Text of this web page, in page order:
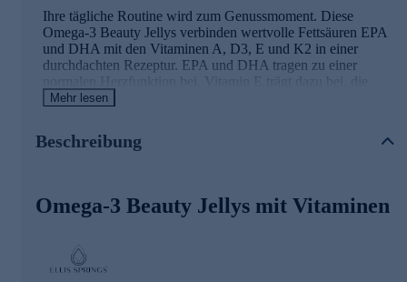
Ihre tägliche Routine wird zum Genussmoment. Diese
Omega-3 Beauty Jellys verbinden wertvolle Fettsäuren EPA
und DHA mit den Vitaminen A, D3, E und K2 in einer
durchdachten Rezeptur. EPA und DHA tragen zu einer
normalen Herzfunktion bei. Vitamin E trägt dazu bei, die
Zellen vor oxidativem Stress zu schützen. Vitamin A und D
leckeren Jellys mit tropischem Fruchtgeschmack lassen sich
Tag. Laktosefrei, glutenfrei und ohne Zuckerzusatz. Eine
hochwertige Ergänzung für alle, die Wert auf Qualität und
Mehr lesen
Beschreibung
Omega-3 Beauty Jellys mit Vitaminen